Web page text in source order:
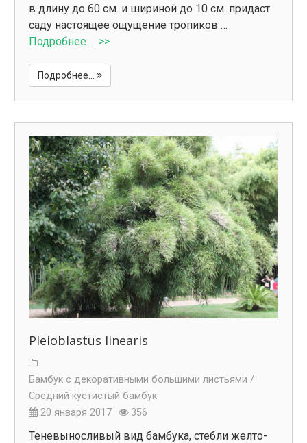
в длину до 60 см. и шириной до 10 см. придаст
саду настоящее ощущение тропиков …
Подробнее … >>
Подробнее...
Pleioblastus linearis
Бамбук с декоративными большими листьями /
Средний кустистый бамбук
20 января 2017
356
Теневыносливый вид бамбука, стебли желто-